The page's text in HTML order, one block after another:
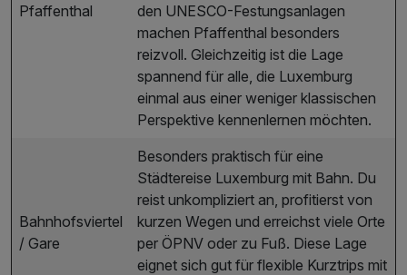
Pfaffenthal
den UNESCO-Festungsanlagen
machen Pfaffenthal besonders
reizvoll. Gleichzeitig ist die Lage
spannend für alle, die Luxemburg
einmal aus einer weniger klassischen
Perspektive kennenlernen möchten.
Bahnhofsviertel
/ Gare
Besonders praktisch für eine
Städtereise Luxemburg mit Bahn. Du
reist unkompliziert an, profitierst von
kurzen Wegen und erreichst viele Orte
per ÖPNV oder zu Fuß. Diese Lage
eignet sich gut für flexible Kurztrips mit